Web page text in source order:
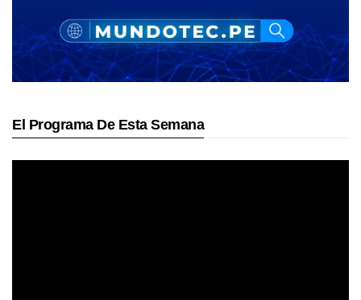
El Programa De Esta Semana